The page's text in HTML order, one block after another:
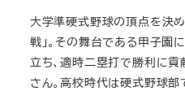
大学準硬式野球の頂点を決
戦」。その舞台である甲子園
立ち、適時二塁打で勝利に
さん。高校時代は硬式野球